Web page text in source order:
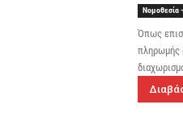
Νομοθεσία
Όπως
πληρωμής